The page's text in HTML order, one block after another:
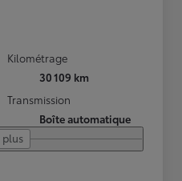
Kilométrage
30 109 km
Transmission
Boîte automatique
plus